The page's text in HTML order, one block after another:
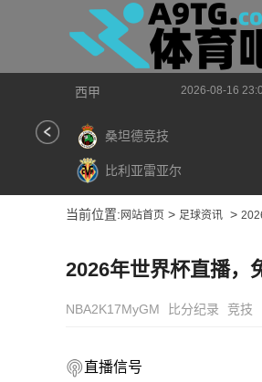
西甲 2026-08-16
桑坦德竞技
比利亚雷亚尔
当前位置: 网站首页 > 足球资讯 >
2026年世界杯直播，
NBA2K17MyGM 比分纪录 竞技
直播信号